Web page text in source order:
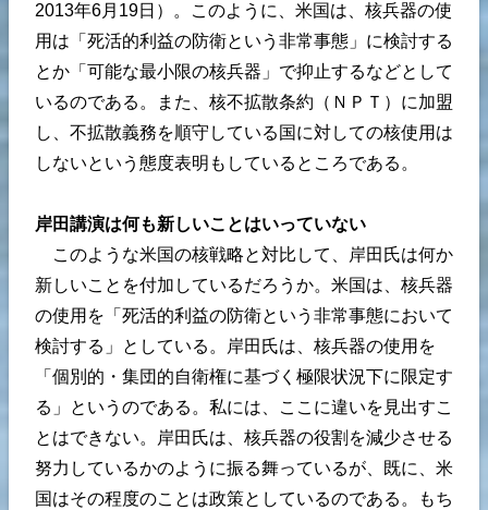
2013年6月19日）。このように、米国は、核兵器の使
用は「死活的利益の防衛という非常事態」に検討する
とか「可能な最小限の核兵器」で抑止するなどとして
いるのである。また、核不拡散条約（ＮＰＴ）に加盟
し、不拡散義務を順守している国に対しての核使用は
しないという態度表明もしているところである。
岸田講演は何も新しいことはいっていない
このような米国の核戦略と対比して、岸田氏は何か
新しいことを付加しているだろうか。米国は、核兵器
の使用を「死活的利益の防衛という非常事態において
検討する」としている。岸田氏は、核兵器の使用を
「個別的・集団的自衛権に基づく極限状況下に限定す
る」というのである。私には、ここに違いを見出すこ
とはできない。岸田氏は、核兵器の役割を減少させる
努力しているかのように振る舞っているが、既に、米
国はその程度のことは政策としているのである。もち